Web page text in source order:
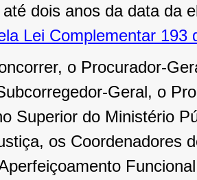
dois anos da data da
Lei Complementar 193
o Procurador-
Geral, o
Superior do Ministério
os Coordenadores